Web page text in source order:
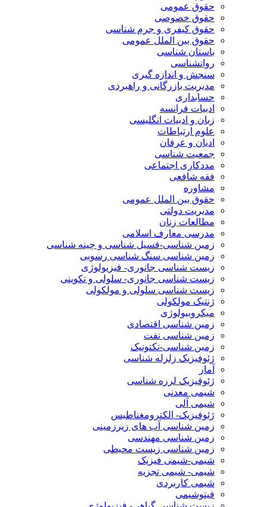
حقوق عمومی
حقوق خصوصی
حقوق کیفری و جرم شناسی
حقوق بین الملل عمومی
باستان شناسی
روانشناسی
سنجش و اندازه گیری
مدیریت بازرگانی و راهبردی
حسابداری
ادبیات فرانسه
زبان و ادبیات انگلیسی
علوم ارتباطات
ادیان و عرفان
جمعیت شناسی
مددکاری اجتماعی
فقه شافعی
مشاوره
حقوق بین الملل عمومی
مدیریت دولتی
مطالعات زنان
مدرسی معارف اسلامی
زمین شناسی-فسیل شناسی و چینه شناسی
زمین شناسی سنگ شناسی رسوبی
زیست شناسی جانوری- فیزیولوژی
زیست شناسی جانوری- سلولی و تکوینی
زیست شناسی سلولی و مولکولی
ژنتیک مولکولی
میکروبیولوژی
زمین شناسی اقتصادی
زمین شناسی نفت
زمین شناسی-تکتونیک
ژئوفیزیک زلزله شناسی
آمار
ژئوفیزیک لرزه شناسی
شیمی معدنی
شیمی آلی
ژئوفیزیک- الکترومغناطیس
زمین شناسی آب های زیرزمینی
زمین شناسی مهندسی
زمین شناسی زیست محیطی
شیمی-شیمی فیزیک
شیمی- شیمی تجزیه
شیمی کاربردی
فیتوشیمی